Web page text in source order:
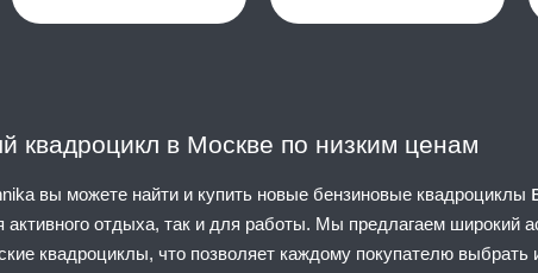
квадроцикл в Москве по низким ценам
вы можете найти и купить новые бензиновые квадроциклы
активного отдыха, так и для работы. Мы предлагаем широкий
квадроциклы, что позволяет каждому покупателю